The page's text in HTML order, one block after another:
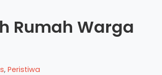
Rumah Warga
, Peristiwa